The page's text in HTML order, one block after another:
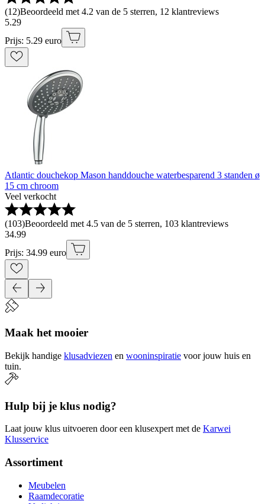
(12)Beoordeeld met 4.2 van de 5 sterren, 12 klantreviews
5.29
Prijs: 5.29 euro
Atlantic douchekop Mason handdouche waterbesparend 3 standen ø
15 cm chroom
Veel verkocht
(103)Beoordeeld met 4.5 van de 5 sterren, 103 klantreviews
34.99
Prijs: 34.99 euro
Maak het mooier
Bekijk handige klusadviezen en wooninspiratie voor jouw huis en
tuin.
Hulp bij je klus nodig?
Laat jouw klus uitvoeren door een klusexpert met de Karwei
Klusservice
Assortiment
Meubelen
Raamdecoratie